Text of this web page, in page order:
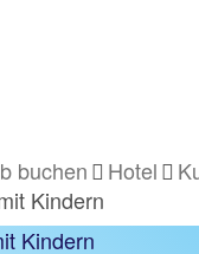
buchen Hotel
Kindern